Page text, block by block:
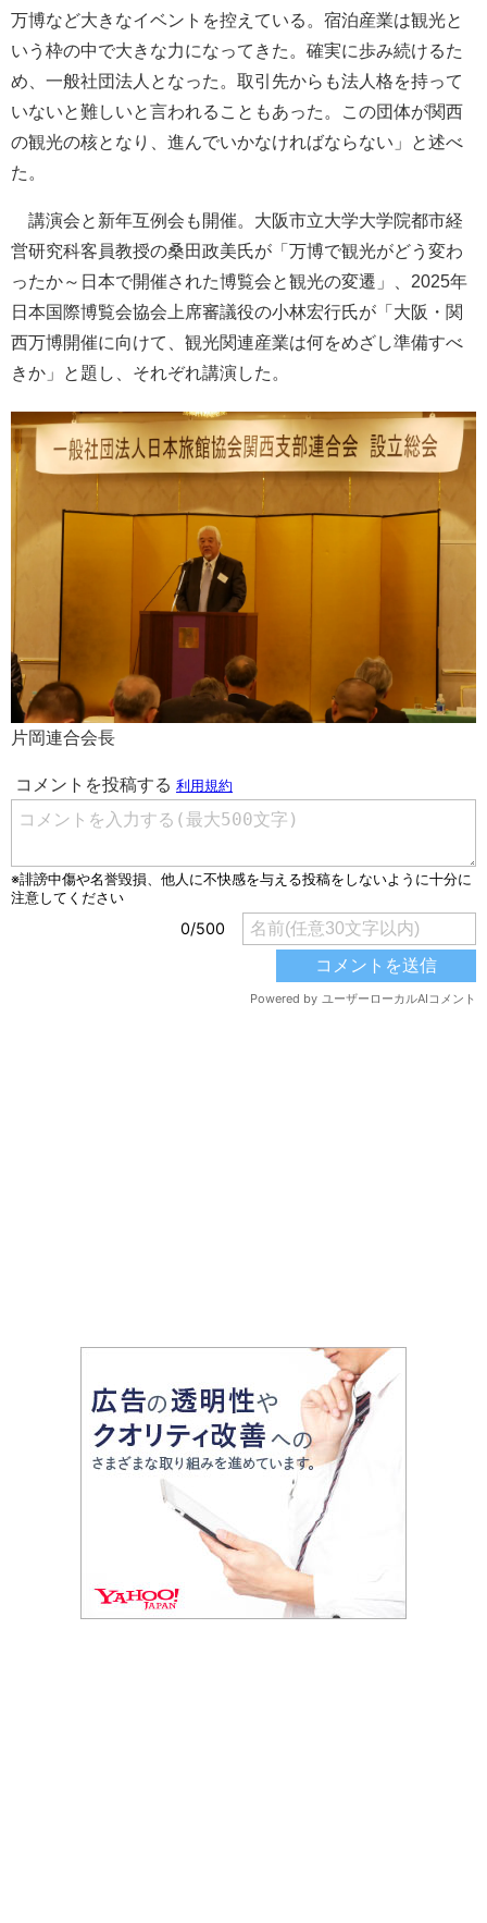
万博など大きなイベントを控えている。宿泊産業は観光と
いう枠の中で大きな力になってきた。確実に歩み続けるた
め、一般社団法人となった。取引先からも法人格を持って
いないと難しいと言われることもあった。この団体が関西
の観光の核となり、進んでいかなければならない」と述べ
た。
講演会と新年互例会も開催。大阪市立大学大学院都市経
営研究科客員教授の桑田政美氏が「万博で観光がどう変わ
ったか～日本で開催された博覧会と観光の変遷」、2025年
日本国際博覧会協会上席審議役の小林宏行氏が「大阪・関
西万博開催に向けて、観光関連産業は何をめざし準備すべ
きか」と題し、それぞれ講演した。
片岡連合会長